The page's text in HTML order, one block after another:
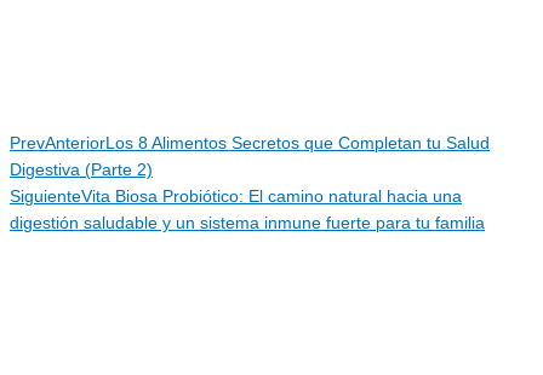
PrevAnteriorLos 8 Alimentos Secretos que Completan tu Salud
Digestiva (Parte 2)
SiguienteVita Biosa Probiótico: El camino natural hacia una
digestión saludable y un sistema inmune fuerte para tu familia